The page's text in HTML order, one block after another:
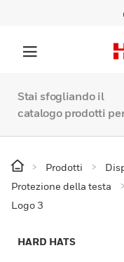
Stai sfogliando il
catalogo prodotti
Prodotti
Protezione della testa
Logo 3
HARD HATS